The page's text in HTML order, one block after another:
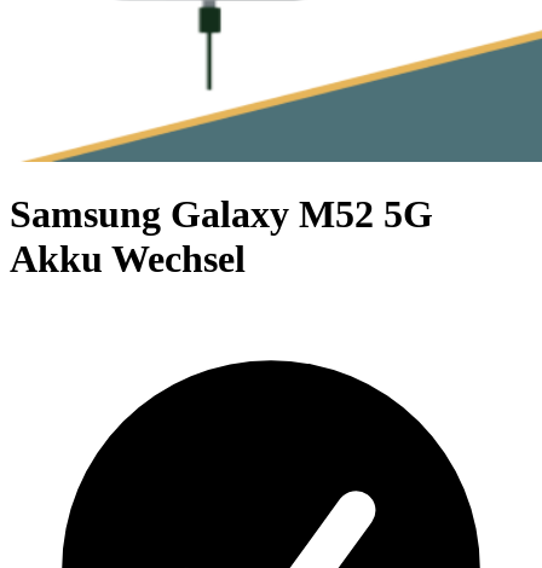
Samsung Galaxy M52 5G
Akku Wechsel